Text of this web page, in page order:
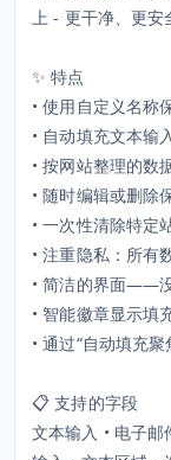
上 - 更干净、更安
✨ 特点
• 使用自定义名称
• 自动填充文本输
• 按网站整理的数
• 随时编辑或删除
• 一次性清除特定
• 注重隐私：所有
• 简洁的界面——
• 智能徽章显示填
• 通过“自动填充
📋 支持的字段
文本输入 • 电子邮